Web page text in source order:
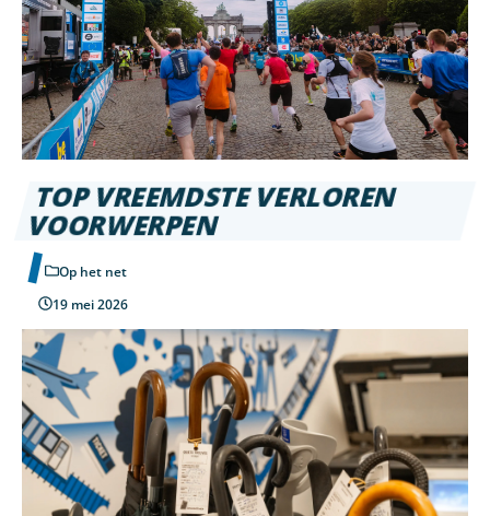
TOP VREEMDSTE VERLOREN
VOORWERPEN
Op het net
19 mei 2026